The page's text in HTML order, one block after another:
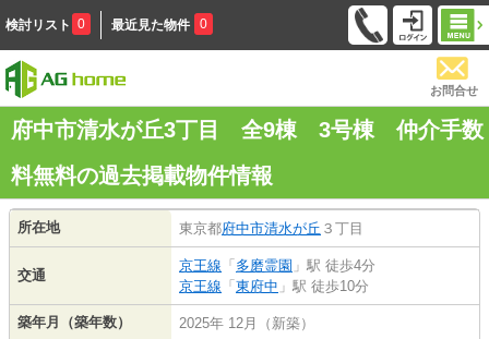
検討リスト 0 最近見た物件 0
お問合せ
府中市清水が丘3丁目 全9棟 3号棟 仲介手数
料無料の過去掲載物件情報
所在地 東京都府中市清水が丘 ３丁目
交通
京王線 「 多磨霊園 」駅 徒歩4分
京王線 「 東府中 」駅 徒歩10分
築年月（築年数） 2025年 12月（新築）